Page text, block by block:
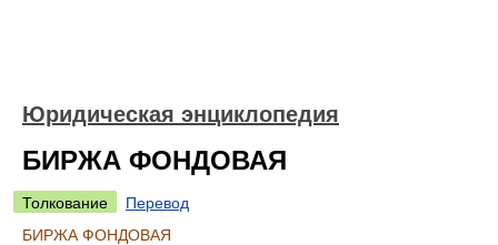
Юридическая энциклопедия
БИРЖА ФОНДОВАЯ
Толкование
Перевод
БИРЖА ФОНДОВАЯ